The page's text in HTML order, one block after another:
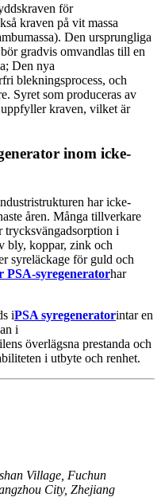
för
kraven på vit massa
Den ursprungliga
gradvis omvandlas till en
Den nya
blekningsprocess, och
Syret som produceras av
kraven, vilket är
inom icke-
har icke-
åren. Många tillverkare
trycksvängadsorption i
bly, koppar, zink och
syreläckage för guld och
PSA-syregeneratorhar
iPSA syregeneratorintar en
i
överlägsna prestanda och
i utbyte och renhet.
Village, Fuchun
City, Zhejiang